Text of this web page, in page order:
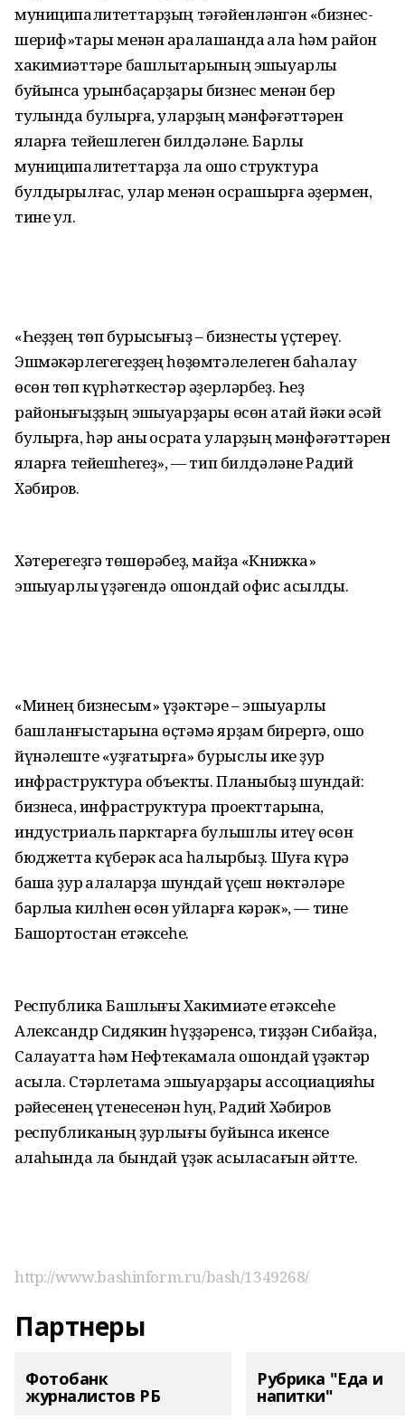
муниципалитеттарҙың тәғәйенләнгән «бизнес-
шериф»тары менән аралашҡанда ҡала һәм район
хакимиәттәре башлыҡтарының эшҡыуарлыҡ
буйынса урынбаҫарҙары бизнес менән бер
тулҡында булырға, уларҙың мәнфәғәттәрен
яҡларға тейешлеген билдәләне. Барлыҡ
муниципалитеттарҙа ла ошо структура
булдырылғас, улар менән осрашырға әҙермен,
тине ул.
«Һеҙҙең төп бурысығыҙ – бизнесты үҫтереү.
Эшмәкәрлегегеҙҙең һөҙөмтәлелеген баһалау
өсөн төп күрһәткестәр әҙерләрбеҙ. Һеҙ
районығыҙҙың эшҡыуарҙары өсөн атай йәки әсәй
булырға, һәр аныҡ осраҡта уларҙың мәнфәғәттәрен
яҡларға тейешһегеҙ», — тип билдәләне Радий
Хәбиров.
Хәтерегеҙгә төшөрәбеҙ, майҙа «Книжка»
эшҡыуарлыҡ үҙәгендә ошондай офис асылды.
«Минең бизнесым» үҙәктәре – эшҡыуарлыҡ
башланғыстарына өҫтәмә ярҙам бирергә, ошо
йүнәлеште «ҡуҙғатырға» бурыслы ике ҙур
инфраструктура объекты. Планыбыҙ шундай:
бизнесҡа, инфраструктура проекттарына,
индустриаль парктарға булышлыҡ итеү өсөн
бюджетта күберәк аҡса һалырбыҙ. Шуға күрә
башҡа ҙур ҡалаларҙа шундай үҫеш нөктәләре
барлыҡҡа килһен өсөн уйларға кәрәк», — тине
Башҡортостан етәксеһе.
Республика Башлығы Хакимиәте етәксеһе
Александр Сидякин һүҙҙәренсә, тиҙҙән Сибайҙа,
Салауатта һәм Нефтекамала ошондай үҙәктәр
асыла. Стәрлетамаҡ эшҡыуарҙары ассоциацияһы
рәйесенең үтенесенән һуң, Радий Хәбиров
республиканың ҙурлығы буйынса икенсе
ҡалаһында ла бындай үҙәк асыласағын әйтте.
http://www.bashinform.ru/bash/1349268/
Партнеры
Фотобанк
журналистов РБ
Рубрика "Еда и
напитки"